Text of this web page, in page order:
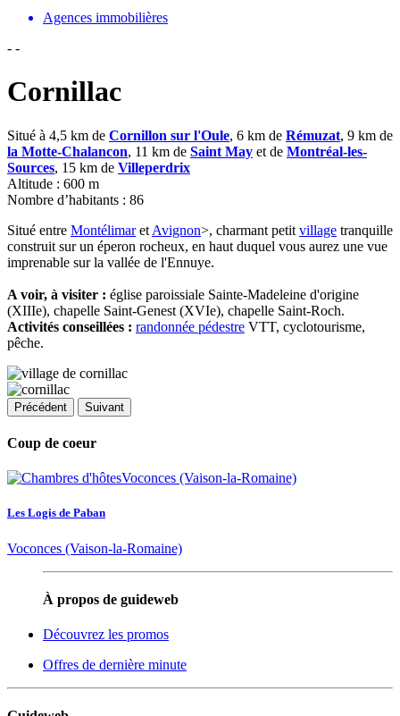
Agences immobilières
- -
Cornillac
Situé à 4,5 km de Cornillon sur l'Oule, 6 km de Rémuzat, 9 km de
la Motte-Chalancon, 11 km de Saint May et de Montréal-les-
Sources, 15 km de Villeperdrix
Altitude : 600 m
Nombre d’habitants : 86
Situé entre Montélimaret Avignon>, charmant petit village tranquille
construit sur un éperon rocheux, en haut duquel vous aurez une vue
imprenable sur la vallée de l'Ennuye.
A voir, à visiter : église paroissiale Sainte-Madeleine d'origine
(XIIIe), chapelle Saint-Genest (XVIe), chapelle Saint-Roch.
Activités conseillées : randonnée pédestre VTT, cyclotourisme,
pêche.
Précédent Suivant
Coup de coeur
Les Logis de Paban
Voconces (Vaison-la-Romaine)
À propos de guideweb
Découvrez les promos
Offres de dernière minute